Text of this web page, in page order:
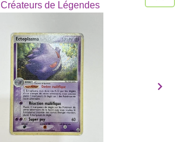
Créateurs de Légendes